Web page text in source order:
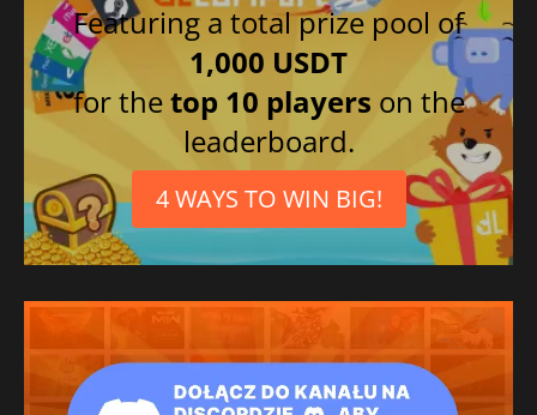
Featuring a total prize pool of
1,000 USDT
for thetop 10 players on the
leaderboard.
4 WAYS TO WIN BIG!